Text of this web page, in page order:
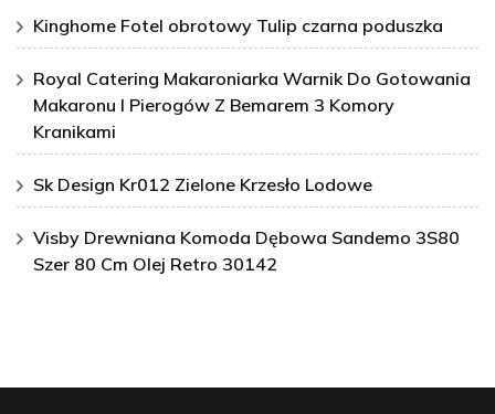
Kinghome Fotel obrotowy Tulip czarna poduszka
Royal Catering Makaroniarka Warnik Do Gotowania
Makaronu I Pierogów Z Bemarem 3 Komory
Kranikami
Sk Design Kr012 Zielone Krzesło Lodowe
Visby Drewniana Komoda Dębowa Sandemo 3S80
Szer 80 Cm Olej Retro 30142